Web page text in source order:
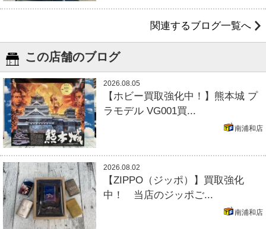
関連するブログ一覧へ
この店舗のブログ
2026.08.05
【ホビー買取強化中！】熊本城 プ
ラモデル VG001買...
南浦和店
2026.08.02
【ZIPPO（ジッポ）】買取強化
中！ 当店のジッポご...
南浦和店